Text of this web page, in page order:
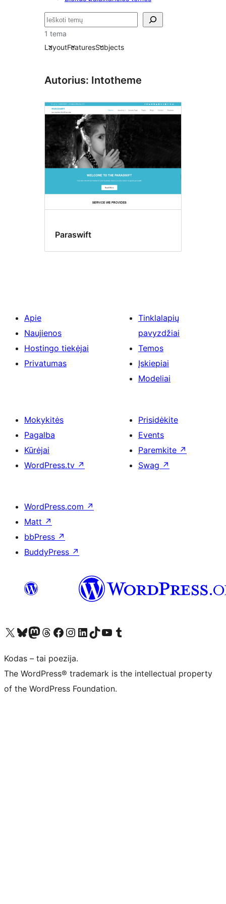
Paieška
1 tema
LayoutFeaturesSubjects
Autorius: Intotheme
Paraswift
Apie
Naujienos
Hostingo tiekėjai
Privatumas
Tinklalapių
pavyzdžiai
Temos
Įskiepiai
Modeliai
Mokykitės
Pagalba
Kūrėjai
WordPress.tv ↗
Prisidėkite
Events
Paremkite ↗
Swag ↗
WordPress.com ↗
Matt ↗
bbPress ↗
BuddyPress ↗
Visit our X (formerly Twitter) account
Apsilankykite mūsų Bluesky paskyroje
Visit our Mastodon account
Apsilankykite mūsų Threads paskyroje
Visit our Facebook page
Visit our Instagram account
Visit our LinkedIn account
Apsilankykite mūsų TikTok paskyroje
Visit our YouTube channel
Apsilankykite mūsų Tumblr paskyroje
Kodas – tai poezija.
The WordPress® trademark is the intellectual property
of the WordPress Foundation.